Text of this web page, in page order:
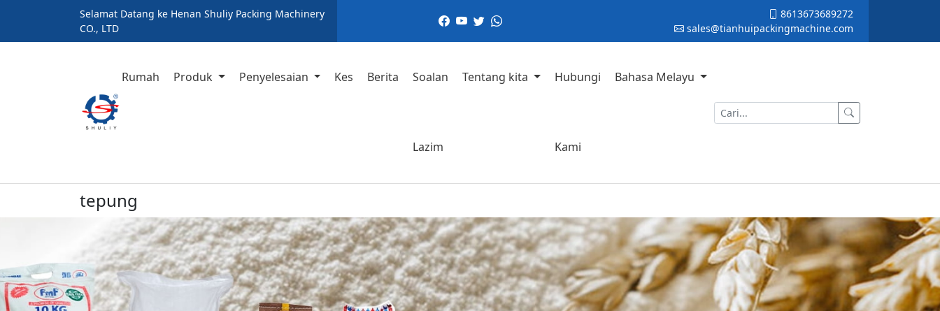
Selamat Datang ke Henan Shuliy Packing Machinery
CO., LTD
8613673689272
sales@tianhuipackingmachine.com
Rumah Produk Penyelesaian Kes Berita Soalan
Lazim
Tentang kita Hubungi
Kami
Bahasa Melayu
tepung